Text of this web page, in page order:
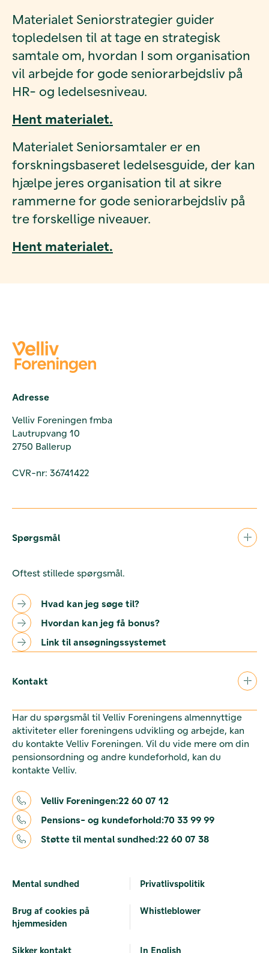
Materialet Seniorstrategier guider
topledelsen til at tage en strategisk
samtale om, hvordan I som organisation
vil arbejde for gode seniorarbejdsliv på
HR- og ledelsesniveau.
Hent materialet.
Materialet Seniorsamtaler er en
forskningsbaseret ledelsesguide, der kan
hjælpe jeres organisation til at sikre
rammerne for gode seniorarbejdsliv på
tre forskellige niveauer.
Hent materialet.
Adresse
Velliv Foreningen fmba
Lautrupvang 10
2750 Ballerup
CVR-nr: 36741422
Spørgsmål
Oftest stillede spørgsmål.
Hvad kan jeg søge til?
Hvordan kan jeg få bonus?
Link til ansøgningssystemet
Kontakt
Har du spørgsmål til Velliv Foreningens almennyttige
aktiviteter eller foreningens udvikling og arbejde, kan
du kontakte Velliv Foreningen. Vil du vide mere om din
pensionsordning og andre kundeforhold, kan du
kontakte Velliv.
Velliv Foreningen:22 60 07 12
Pensions- og kundeforhold:70 33 99 99
Støtte til mental sundhed:22 60 07 38
Mental sundhed Privatlivspolitik
Brug af cookies på
hjemmesiden
Whistleblower
Sikker kontakt In English